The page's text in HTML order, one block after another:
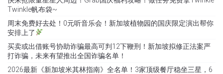
Twinkle帆布袋~
周末免费好去处！0元听音乐会！新加坡植物园的国庆限定演出帮你
安排上了
买卖或出借账号协助诈骗最高可判12下鞭刑！新加坡拟修正法案严
打诈骗，未来有望推出全国诈骗名单！
2026最新《新加坡米其林指南》全名单！3家顶级餐厅稳坐三星，6